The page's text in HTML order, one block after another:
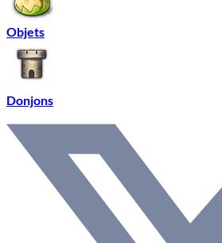
Objets
Donjons